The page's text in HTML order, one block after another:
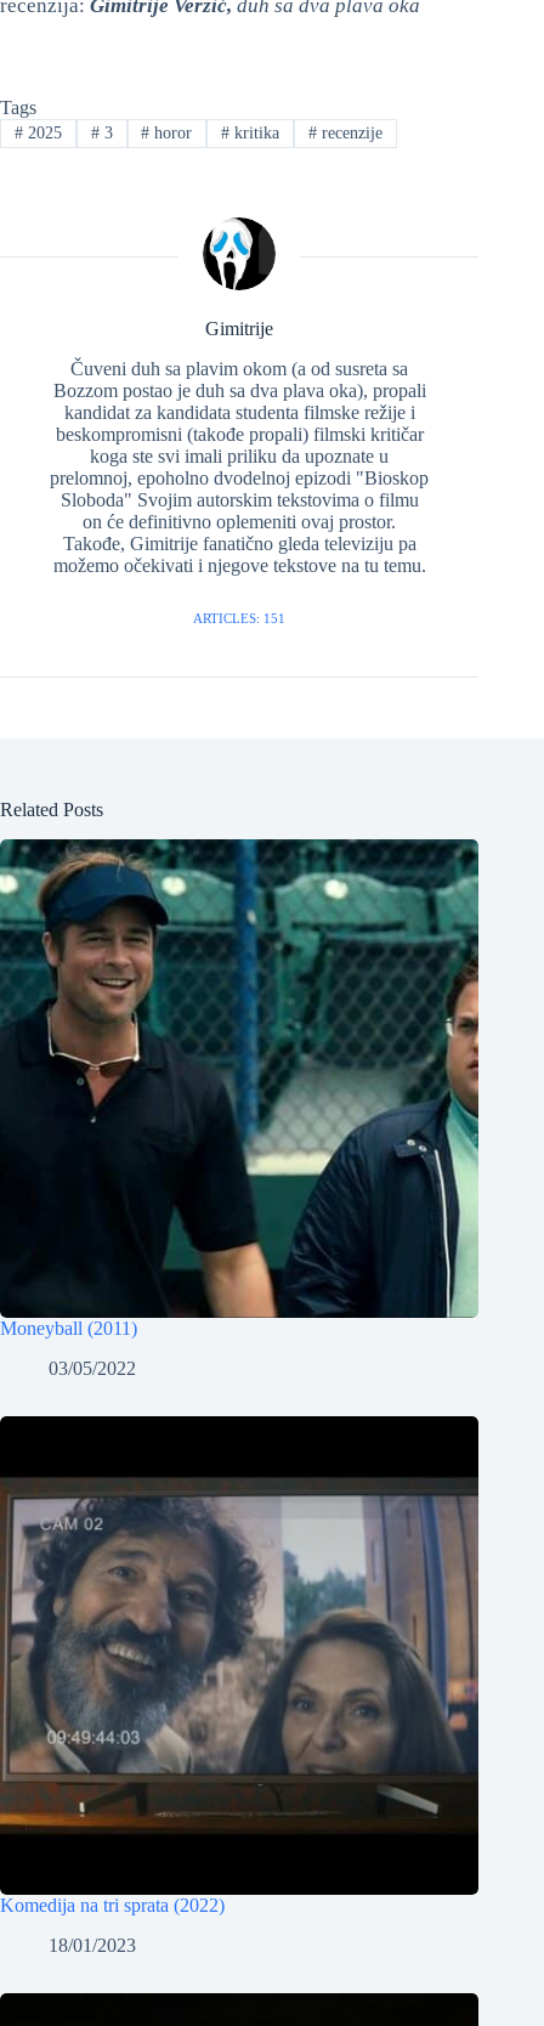
recenzija: Gimitrije Verzić, duh sa dva plava oka
Tags
#2025 #3 # horor # kritika # recenzije
Gimitrije
Čuveni duh sa plavim okom (a od susreta sa
Bozzom postao je duh sa dva plava oka), propali
kandidat za kandidata studenta filmske režije i
beskompromisni (takođe propali) filmski kritičar
koga ste svi imali priliku da upoznate u
prelomnoj, epoholno dvodelnoj epizodi "Bioskop
Sloboda" Svojim autorskim tekstovima o filmu
on će definitivno oplemeniti ovaj prostor.
Takođe, Gimitrije fanatično gleda televiziju pa
možemo očekivati i njegove tekstove na tu temu.
ARTICLES: 151
Related Posts
Moneyball (2011)
03/05/2022
Komedija na tri sprata (2022)
18/01/2023